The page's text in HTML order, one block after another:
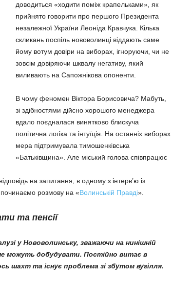
доводиться «ходити поміж крапельками», як
прийнято говорити про першого Президента
незалежної України Леоніда Кравчука. Кілька
скликань поспіль нововолинці віддають саме
йому вотум довіри на виборах, ігноруючи, чи не
зовсім довіряючи шквалу негативу, який
виливають на Сапожнікова опоненти.
В чому феномен Віктора Борисовича? Мабуть,
зі здібностями дійсно хорошого менеджера
вдало поєдналася винятково блискуча
політична логіка та інтуїція. На останніх виборах
мера підтримувала тимошенківська
«Батьківщина». Але міський голова співпрацює
на запитання, в одному з інтерв’ю із
розмову на «Волинській Правді».
та пенсії
у Нововолинську, зважаючи на нинішній
можуть добудувати. Постійно витає в
шахт та існує проблема зі збутом вугілля.